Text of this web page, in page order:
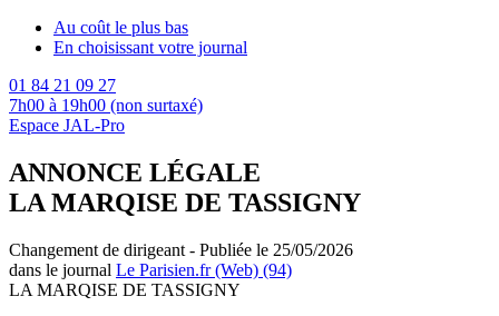
Au coût le plus bas
En choisissant votre journal
01 84 21 09 27
7h00 à 19h00 (non surtaxé)
Espace JAL-Pro
ANNONCE LÉGALE
LA MARQISE DE TASSIGNY
Changement de dirigeant - Publiée le 25/05/2026
dans le journal Le Parisien.fr (Web) (94)
LA MARQISE DE TASSIGNY